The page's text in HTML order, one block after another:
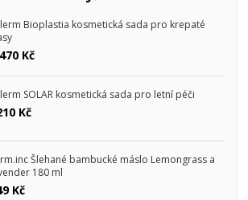
Bioplastia kosmetická sada pro krepaté
Kč
SOLAR kosmetická sada pro letní péči
Kč
Šlehané bambucké máslo Lemongrass a
180 ml
Kč